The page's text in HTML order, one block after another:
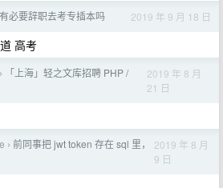
有必要辞职去考专插本吗 2019 年 9 月 18 日
高考
›
「上海」轻之文库招聘 PHP /
2019 年 8 月
21 日
› 前同事把 jwt token 存在 sql 里，
2019 年 8 月
9 日